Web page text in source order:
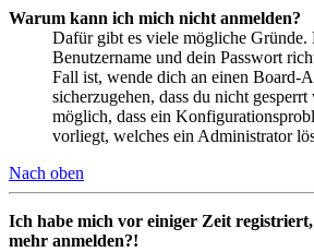
Warum kann ich mich nicht anmelden?
Dafür gibt es viele mögliche Gründe.
Benutzername und dein Passwort
Fall ist, wende dich an einen Board-
sicherzugehen, dass du nicht
möglich, dass ein
vorliegt, welches ein Administrator
Nach oben
Ich habe mich vor einiger Zeit
mehr anmelden?!